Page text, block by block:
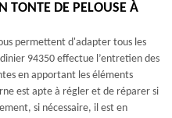
TONTE DE PELOUSE À
permettent d'adapter tous les
94350 effectue l’entretien des
en apportant les éléments
est apte à régler et de réparer si
si nécessaire, il est en